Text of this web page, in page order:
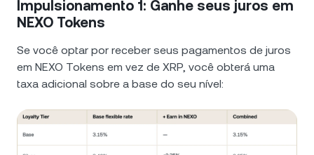
Impulsionamento 1: Ganhe seus juros em
NEXO Tokens
Se você optar por receber seus pagamentos de juros
em NEXO Tokens em vez de XRP, você obterá uma
taxa adicional sobre a base do seu nível: